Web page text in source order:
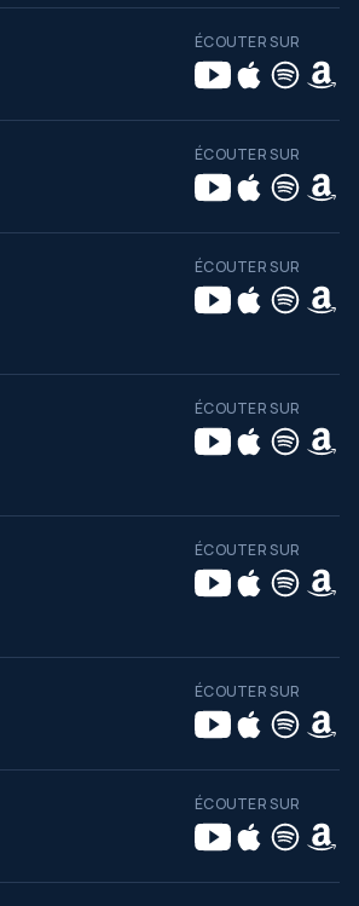
ÉCOUTER SUR
ÉCOUTER SUR
ÉCOUTER SUR
ÉCOUTER SUR
ÉCOUTER SUR
ÉCOUTER SUR
ÉCOUTER SUR